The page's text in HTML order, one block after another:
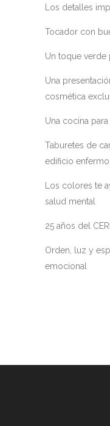
Los detalles
Tocador con
Un toque verde
Una
cosmética
Una cocina
Taburetes de
edificio enfermo
Los colores te
salud mental
25 años del
Orden, luz y
emocional